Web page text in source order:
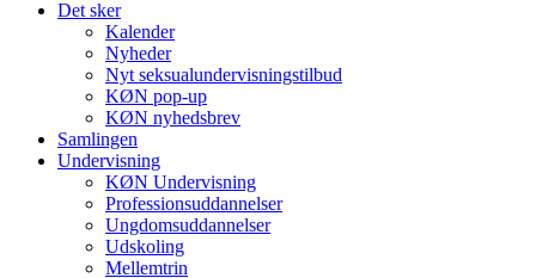
Det sker
Kalender
Nyheder
Nyt seksualundervisningstilbud
KØN pop-up
KØN nyhedsbrev
Samlingen
Undervisning
KØN Undervisning
Professionsuddannelser
Ungdomsuddannelser
Udskoling
Mellemtrin